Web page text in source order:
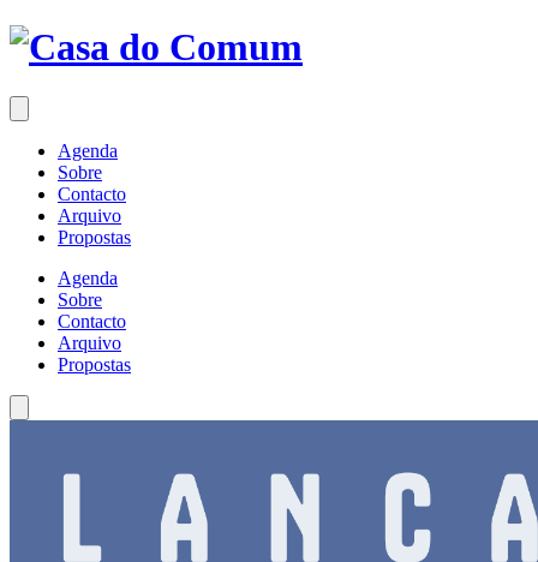
Saltar
para
conteúdo
Agenda
Sobre
Contacto
Arquivo
Propostas
Agenda
Sobre
Contacto
Arquivo
Propostas